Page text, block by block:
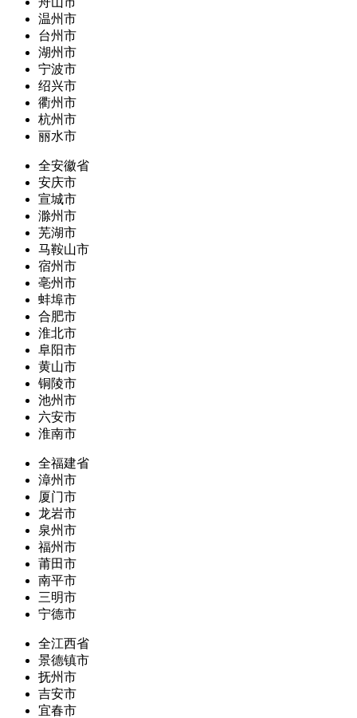
温州市
台州市
湖州市
宁波市
绍兴市
衢州市
杭州市
丽水市
全安徽省
安庆市
宣城市
滁州市
芜湖市
马鞍山市
宿州市
亳州市
蚌埠市
合肥市
淮北市
阜阳市
黄山市
铜陵市
池州市
六安市
淮南市
全福建省
漳州市
厦门市
龙岩市
泉州市
福州市
莆田市
南平市
三明市
宁德市
全江西省
景德镇市
抚州市
吉安市
宜春市